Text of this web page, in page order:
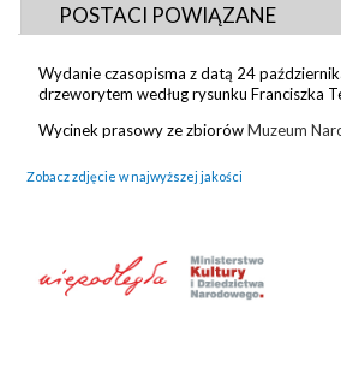
POSTACI POWIĄZANE
Wydanie czasopisma z datą 24
drzeworytem według rysunku Franciszka
Wycinek prasowy ze zbiorówMuzeum
Zobacz zdjęcie w najwyższej jakości